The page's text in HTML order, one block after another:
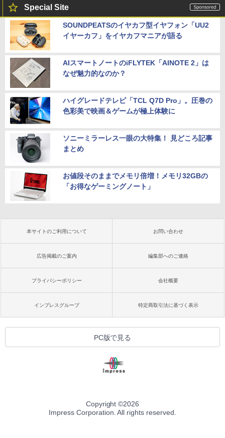
Special Site
SOUNDPEATSのイヤカフ型イヤフォン「UU2
イヤーカフ」をイヤカフマニアが語る
AIスマートノートのiFLYTEK「AINOTE 2」は
なぜ魅力的なのか？
ハイグレードテレビ「TCL Q7D Pro」。圧巻の
色彩美で映画＆ゲームが極上体験に
ソニーミラーレス一眼の大特集！ 見どころ記事
まとめ
お値段そのままでメモリ倍増！メモリ32GBの
「お得なゲーミングノート」
本サイトのご利用について お問い合わせ
広告掲載のご案内 編集部へのご連絡
プライバシーポリシー 会社概要
インプレスグループ 特定商取引法に基づく表示
PC版で見る
Copyright ©2026
Impress Corporation. All rights reserved.